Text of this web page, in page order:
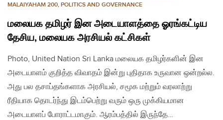
MALAIYAHAM 200, POLITICS AND GOVERNANCE
மலையக தமிழர் இன அடையாளத்தை ஓரங்கட்டிய
தேசிய, மலையக அரசியல் கட்சிகள்
Photo, United Nation Sri Lanka மலையக தமிழர்களின் இன
அடையாளம் குறித்த விவாதம் இன்று புதிதாக உருவான ஒன்றல்ல.
அது பல தசாப்தங்களாக அரசியல், சமூக மற்றும் வரலாற்று
ரீதியாக தொடர்ந்து இடம்பெற்று வரும் ஒரு முக்கியமான
அடையாளப் போராட்டமாகும். ஆரம்பத்தில் இருந்தே…